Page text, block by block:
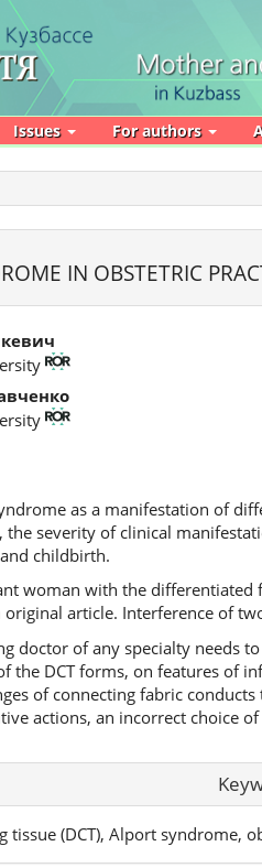
Issues For authors
IN OBSTETRIC
as a manifestation of
severity of clinical
childbirth.
woman with the
article. Interference of
doctor of any specialty needs
the DCT forms, on features of
of connecting fabric
actions, an incorrect choice
tissue (DCT), Alport syndrome,